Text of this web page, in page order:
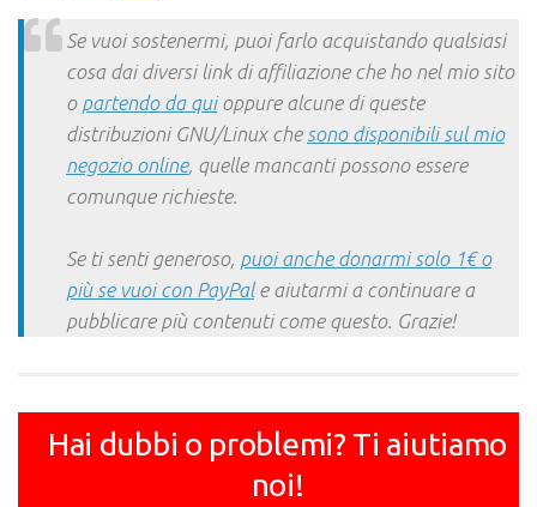
Se vuoi sostenermi, puoi farlo acquistando qualsiasi
cosa dai diversi link di affiliazione che ho nel mio sito
o partendo da quioppure alcune di queste
distribuzioni GNU/Linux che sono disponibili sul mio
negozio online, quelle mancanti possono essere
comunque richieste.
Se ti senti generoso, puoi anche donarmi solo 1€ o
più se vuoi con PayPale aiutarmi a continuare a
pubblicare più contenuti come questo. Grazie!
Hai dubbi o problemi? Ti aiutiamo
noi!